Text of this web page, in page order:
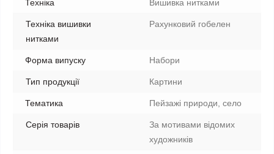
Техніка Вишивка нитками
Техніка вишивки
нитками
Рахунковий гобелен
Форма випуску Набори
Тип продукції Картини
Тематика Пейзажі природи, село
Серія товарів
За мотивами відомих
художників